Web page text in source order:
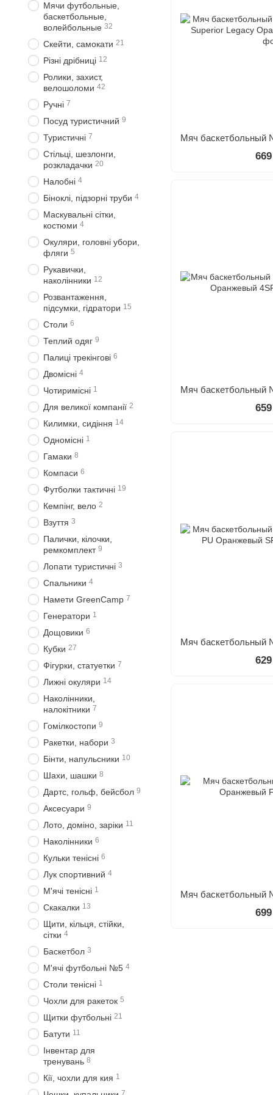
Мячи футбольные,
баскетбольные,
волейбольные 32
Скейти, самокати 21
Різні дрібниці 12
Ролики, захист,
велошоломи 42
Ручні 7
Посуд туристичний 9
Туристичні 7
Стільці, шезлонги,
розкладачки 20
Налобні 4
Біноклі, підзорні труби 4
Маскувальні сітки,
костюми 4
Окуляри, головні убори,
фляги 5
Рукавички,
наколінники 12
Розвантаження,
підсумки, гідратори 15
Столи 6
Теплий одяг 9
Палиці трекінгові 6
Двомісні 4
Чотиримісні 1
Для великої компанії 2
Килимки, сидіння 14
Одномісні 1
Гамаки 8
Компаси 6
Футболки тактичні 19
Кемпінг, вело 2
Взуття 3
Палички, кілочки,
ремкомплект 9
Лопати туристичні 3
Спальники 4
Намети GreenCamp 7
Генератори 1
Дощовики 6
Кубки 27
Фігурки, статуетки 7
Лижні окуляри 14
Наколінники,
налокітники 7
Гомілкостопи 9
Ракетки, набори 3
Бінти, напульсники 10
Шахи, шашки 8
Дартс, гольф, бейсбол 9
Аксесуари 9
Лото, доміно, заріки 11
Наколінники 6
Кульки тенісні 6
Лук спортивний 4
М'ячі тенісні 1
Скакалки 13
Щити, кільця, стійки,
сітки 4
Баскетбол 3
М'ячі футбольнi №5 4
Столи тенісні 1
Чохли для ракеток 5
Щитки футбольнi 21
Батути 11
Інвентар для
тренувань 8
Кії, чохли для кия 1
7